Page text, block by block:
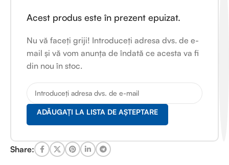
Acest produs este în prezent epuizat.
Nu vă faceți griji! Introduceți adresa dvs. de e-
mail și vă vom anunța de îndată ce acesta va fi
din nou în stoc.
ADĂUGAȚI LA LISTA DE AȘTEPTARE
Share: